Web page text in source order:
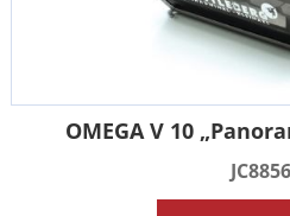
OMEGA V 10